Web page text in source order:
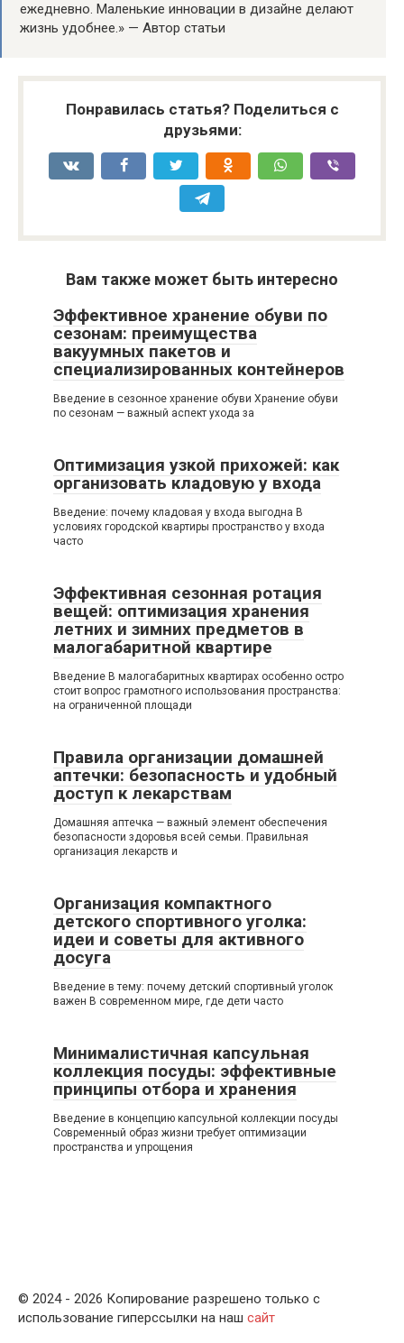
ежедневно. Маленькие инновации в дизайне делают
жизнь удобнее.» — Автор статьи
Понравилась статья? Поделиться с
друзьями:
Вам также может быть интересно
Эффективное хранение обуви по
сезонам: преимущества
вакуумных пакетов и
специализированных контейнеров
Введение в сезонное хранение обуви Хранение обуви
по сезонам — важный аспект ухода за
Оптимизация узкой прихожей: как
организовать кладовую у входа
Введение: почему кладовая у входа выгодна В
условиях городской квартиры пространство у входа
часто
Эффективная сезонная ротация
вещей: оптимизация хранения
летних и зимних предметов в
малогабаритной квартире
Введение В малогабаритных квартирах особенно остро
стоит вопрос грамотного использования пространства:
на ограниченной площади
Правила организации домашней
аптечки: безопасность и удобный
доступ к лекарствам
Домашняя аптечка — важный элемент обеспечения
безопасности здоровья всей семьи. Правильная
организация лекарств и
Организация компактного
детского спортивного уголка:
идеи и советы для активного
досуга
Введение в тему: почему детский спортивный уголок
важен В современном мире, где дети часто
Минималистичная капсульная
коллекция посуды: эффективные
принципы отбора и хранения
Введение в концепцию капсульной коллекции посуды
Современный образ жизни требует оптимизации
пространства и упрощения
© 2024 - 2026 Копирование разрешено только с
использование гиперссылки на наш сайт